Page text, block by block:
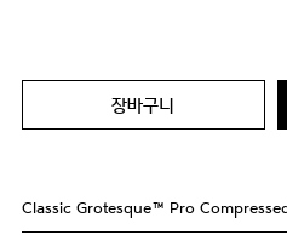
장바구니
Classic Grotesque™ Pro